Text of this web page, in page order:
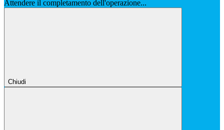
Attendere il completamento dell'operazione...
Chiudi